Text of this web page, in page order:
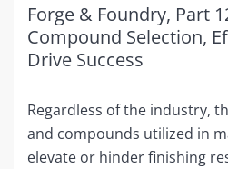
Forge & Foundry, Part
Compound Selection,
Drive Success
Regardless of the industry,
and compounds utilized in
elevate or hinder finishing